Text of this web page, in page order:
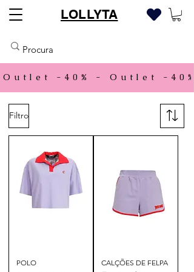
LOLLYTA
Outlet -40% -
Filtro
POLO
CALÇÕES DE FELPA